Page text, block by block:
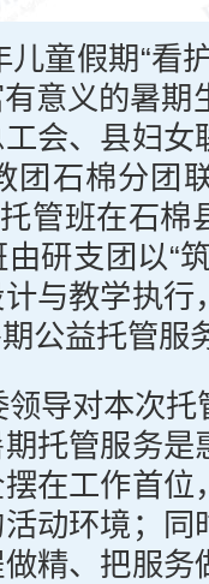
童假期“看
意义的暑期
会、县妇女
团石棉分团
管班在石棉
研支团以“
与教学执行
公益托管服
导对本次
托管服务是
在工作首位
动环境；同
精、把服务